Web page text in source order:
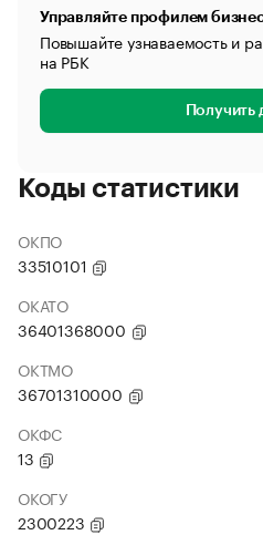
Управляйте профилем
Повышайте узнаваемость и
на РБК
Получить
Коды статистики
ОКПО
33510101
ОКАТО
36401368000
ОКТМО
36701310000
ОКФС
13
ОКОГУ
2300223